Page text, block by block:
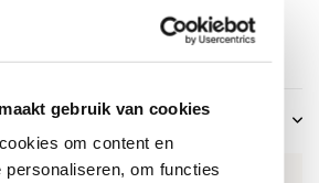
gebruik van cookies
om content en
personaliseren, om functies
105 x 80 x 130 centimeter.
GA70916